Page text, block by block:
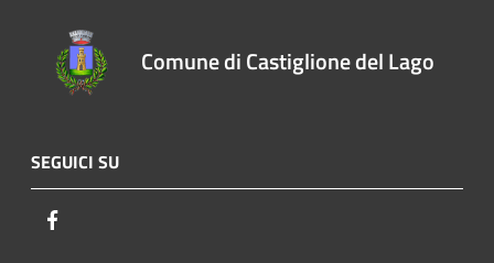
Comune di Castiglione del Lago
SEGUICI SU